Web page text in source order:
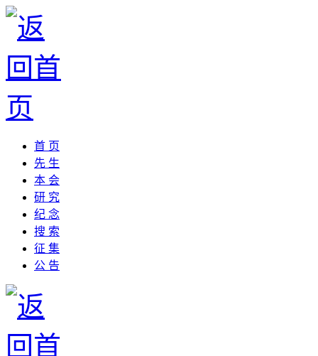
首 页
先 生
本 会
研 究
纪 念
搜 索
征 集
公 告